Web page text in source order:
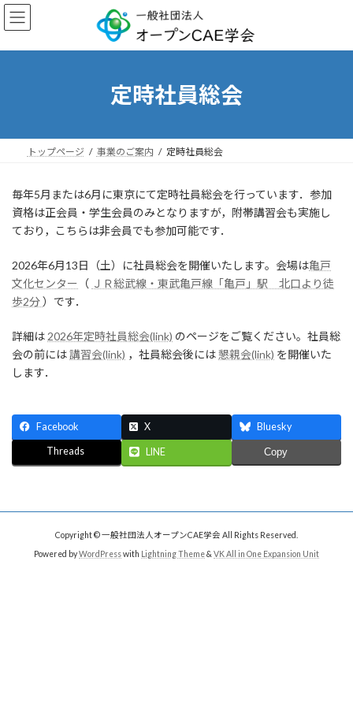
コ
ン
ン
ナ
ビ
ー
定時社員総会
トップページ 事業のご案内 定時社員総会
毎年5月または6月に東京にて定時社員総会を行っています．参加
資格は正会員・学生会員のみとなりますが，附帯講習会も実施し
ており，こちらは非会員でも参加可能です．
2026年6月13日（土）に社員総会を開催いたします。会場は亀戸
文化センター
（ ＪＲ総武線・東武亀戸線「亀戸」駅 北口より徒
歩2分）です．
詳細は 2026年定時社員総会(link) のページをご覧ください。社員総
会の前には講習会(link) ，社員総会後には懇親会(link) を開催いた
します．
Facebook X Bluesky
Threads LINE Copy
Copyright © 一般社団法人オープンCAE学会 All Rights Reserved.
Powered byWordPresswith Lightning Theme& VK All in One Expansion Unit